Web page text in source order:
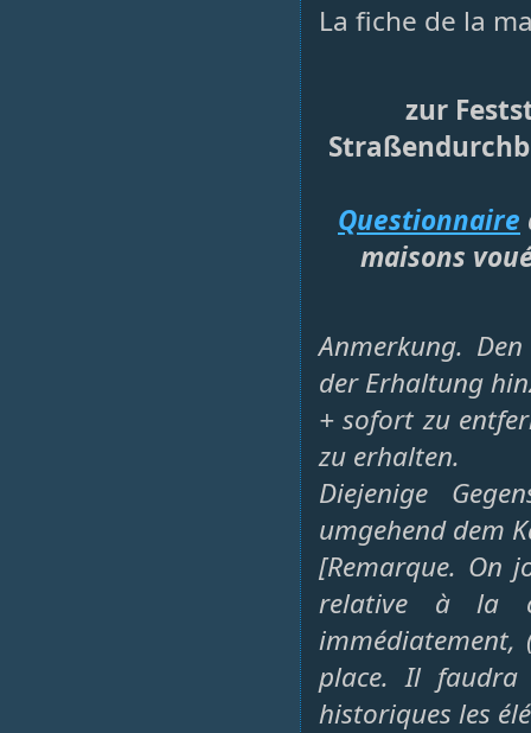
La fiche de la
zur
Questionnaire
maisons
Anmerkung.
der Erhaltung
+ sofort zu
zu erhalten.
Diejenige
umgehend dem
[Remarque. On
relative à la
immédiatement,
place. Il faudra
historiques les